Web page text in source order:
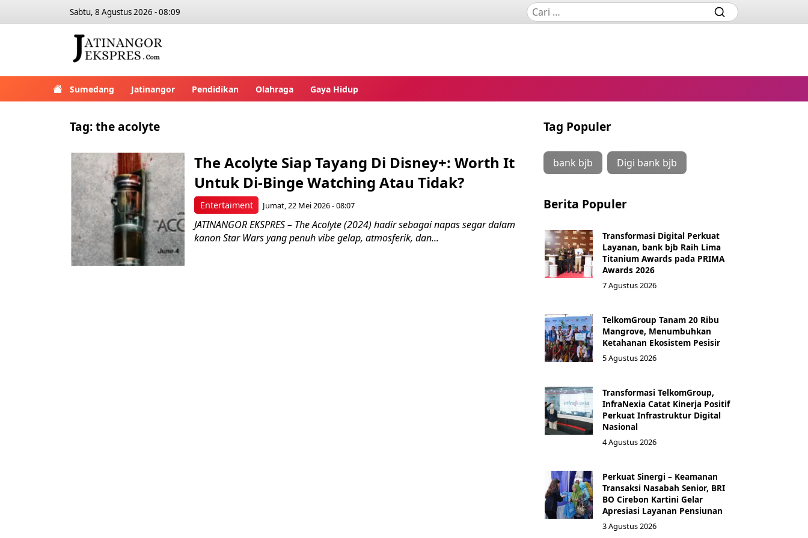
Sabtu, 8 Agustus 2026 - 08:09
Sumedang Jatinangor Pendidikan Olahraga Gaya Hidup
Tag:the acolyte
Entertaiment
The Acolyte Siap Tayang Di Disney+: Worth It
Untuk Di-Binge Watching Atau Tidak?
Jumat, 22 Mei 2026 - 08:07
JATINANGOR EKSPRES – The Acolyte (2024) hadir sebagai napas segar dalam
kanon Star Wars yang penuh vibe gelap, atmosferik, dan...
Tag Populer
bank bjb Digi bank bjb
Berita Populer
Transformasi Digital Perkuat
Layanan, bank bjb Raih Lima
Titanium Awards pada PRIMA
Awards 2026
7 Agustus 2026
TelkomGroup Tanam 20 Ribu
Mangrove, Menumbuhkan
Ketahanan Ekosistem Pesisir
5 Agustus 2026
Transformasi TelkomGroup,
InfraNexia Catat Kinerja Positif
Perkuat Infrastruktur Digital
Nasional
4 Agustus 2026
Perkuat Sinergi – Keamanan
Transaksi Nasabah Senior, BRI
BO Cirebon Kartini Gelar
Apresiasi Layanan Pensiunan
3 Agustus 2026